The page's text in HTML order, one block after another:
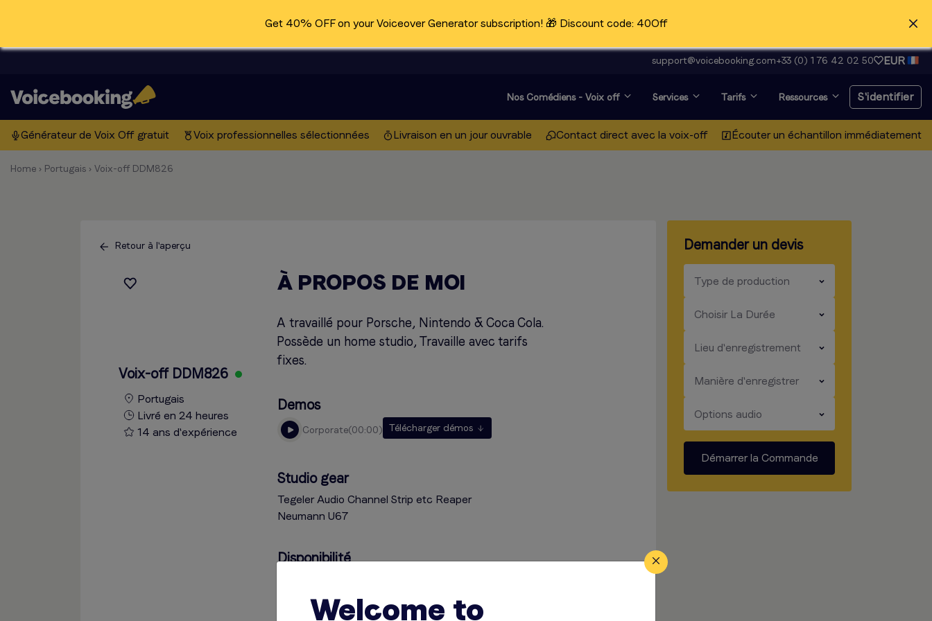
Get 40% OFF on your Voiceover Generator subscription! 🎁 Discount code: 40Off
support@voicebooking.com+33 (0) 1 76 42 02 50 EUR
Nos Comédiens - Voix off Services Tarifs Ressources S'identifier
Voix off et recherche
Générateur de Voix Off gratuit Voix professionnelles sélectionnées Livraison en un jour ouvrable Contact direct avec la voix-off Écouter un échantillon immédiatement
Home › Portugais › Voix-off DDM826
Retour à l'aperçu
Voix-off DDM826
Portugais
Livré en 24 heures
14 ans d'expérience
À PROPOS DE MOI
A travaillé pour Porsche, Nintendo & Coca Cola.
Possède un home studio, Travaille avec tarifs
fixes.
Demos
corporate 00:00 Télécharger démos
Studio gear
Tegeler Audio Channel Strip etc Reaper
Neumann U67
Disponibilité
disponibilités ci-dessous et cliquez sur l'indicateur pour plus
d'informations. Des questions ? Contactez la voix via le menu de droite.
Demander un devis
Type de production
​​​
Choisir La Durée
​​​
Lieu d'enregistrement
​​​
Manière d'enregistrer
​​​
Options audio
​​​
Démarrer la Commande
Welcome to